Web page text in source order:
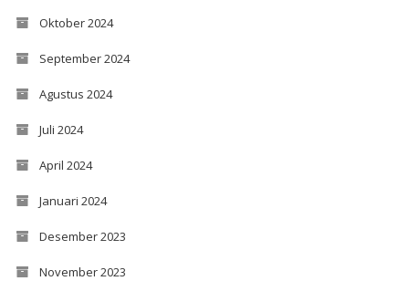
Oktober 2024
September 2024
Agustus 2024
Juli 2024
April 2024
Januari 2024
Desember 2023
November 2023